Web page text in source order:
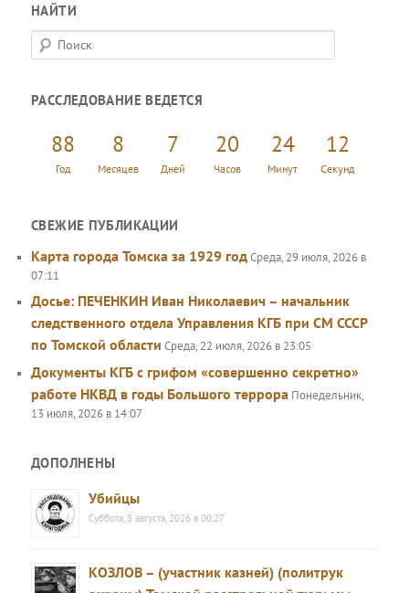
НАЙТИ
П
о
с
РАССЛЕДОВАНИЕ ВЕДЕТСЯ
88
Год
8
Месяцев
7
Дней
20
Часов
24
Минут
12
Секунд
СВЕЖИЕ ПУБЛИКАЦИИ
Карта города Томска за 1929 годСреда, 29 июля, 2026 в
07:11
Досье: ПЕЧЕНКИН Иван Николаевич – начальник
следственного отдела Управления КГБ при СМ СССР
по Томской области Среда, 22 июля, 2026 в 23:05
Документы КГБ с грифом «совершенно секретно»
работе НКВД в годы Большого террора Понедельник,
13 июля, 2026 в 14:07
ДОПОЛНЕНЫ
Убийцы
Суббота, 8 августа, 2026 в 00:27
КОЗЛОВ – (участник казней) (политрук